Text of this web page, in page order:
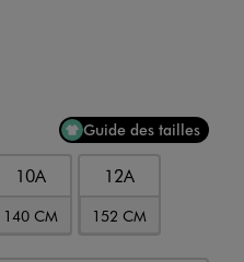
Guide des tailles
10A
140 CM
12A
152 CM